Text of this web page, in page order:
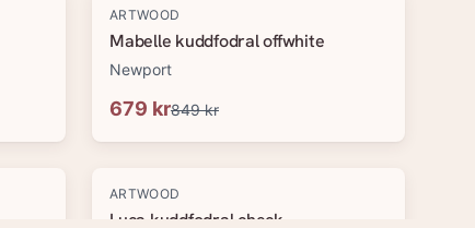
-20%
ARTWOOD
Mabelle kuddfodral offwhite
Newport
679 kr849 kr
-20%
ARTWOOD
Luca kuddfodral check